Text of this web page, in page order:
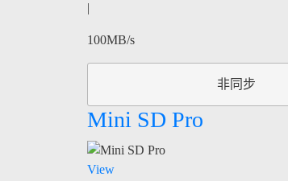
|
100MB/s
非同步
Mini SD Pro
View